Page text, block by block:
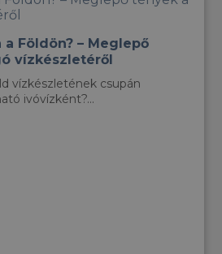
Földön? – Meglepő
vízkészletéről
vízkészletének csupán
ivóvízként?...